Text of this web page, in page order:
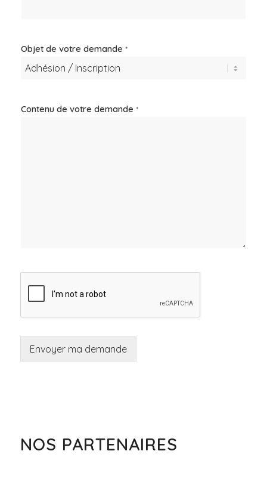
Objet de votre demande *
Contenu de votre demande *
Envoyer ma demande
NOS PARTENAIRES